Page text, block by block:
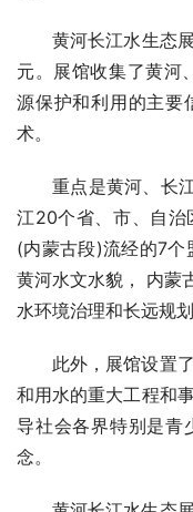
黄河长江水生态
元。展馆收集了黄河
源保护和利用的主要
术。
重点是黄河、长
江20个省、市、自治
(内蒙古段)流经的7个
黄河水文水貌， 内蒙
水环境治理和长远规划
此外，展馆设置
和用水的重大工程和
导社会各界特别是青
念。